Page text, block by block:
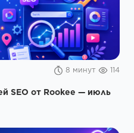
8 минут 114
SEO от Rookee — июль